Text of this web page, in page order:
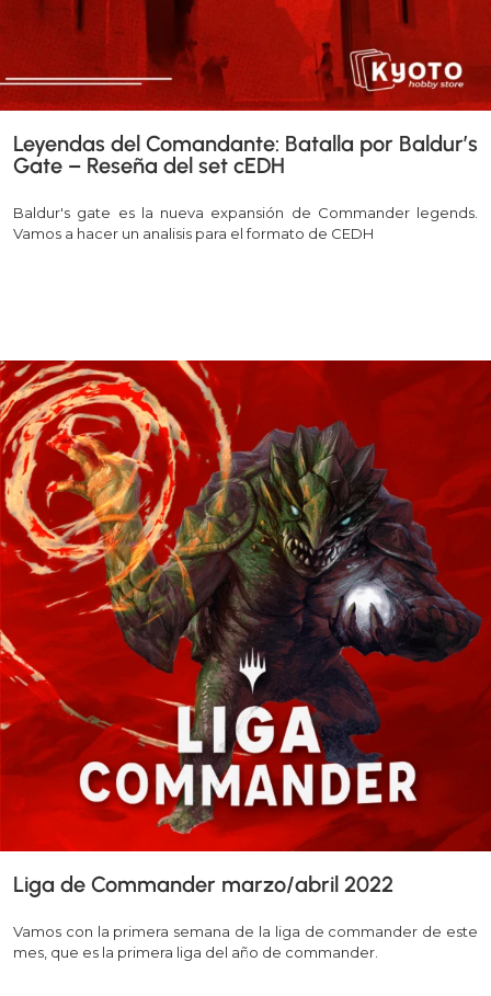
Leyendas del Comandante: Batalla por Baldur’s
Gate – Reseña del set cEDH
Baldur's gate es la nueva expansión de Commander legends.
Vamos a hacer un analisis para el formato de CEDH
Liga de Commander marzo/abril 2022
Vamos con la primera semana de la liga de commander de este
mes, que es la primera liga del año de commander.